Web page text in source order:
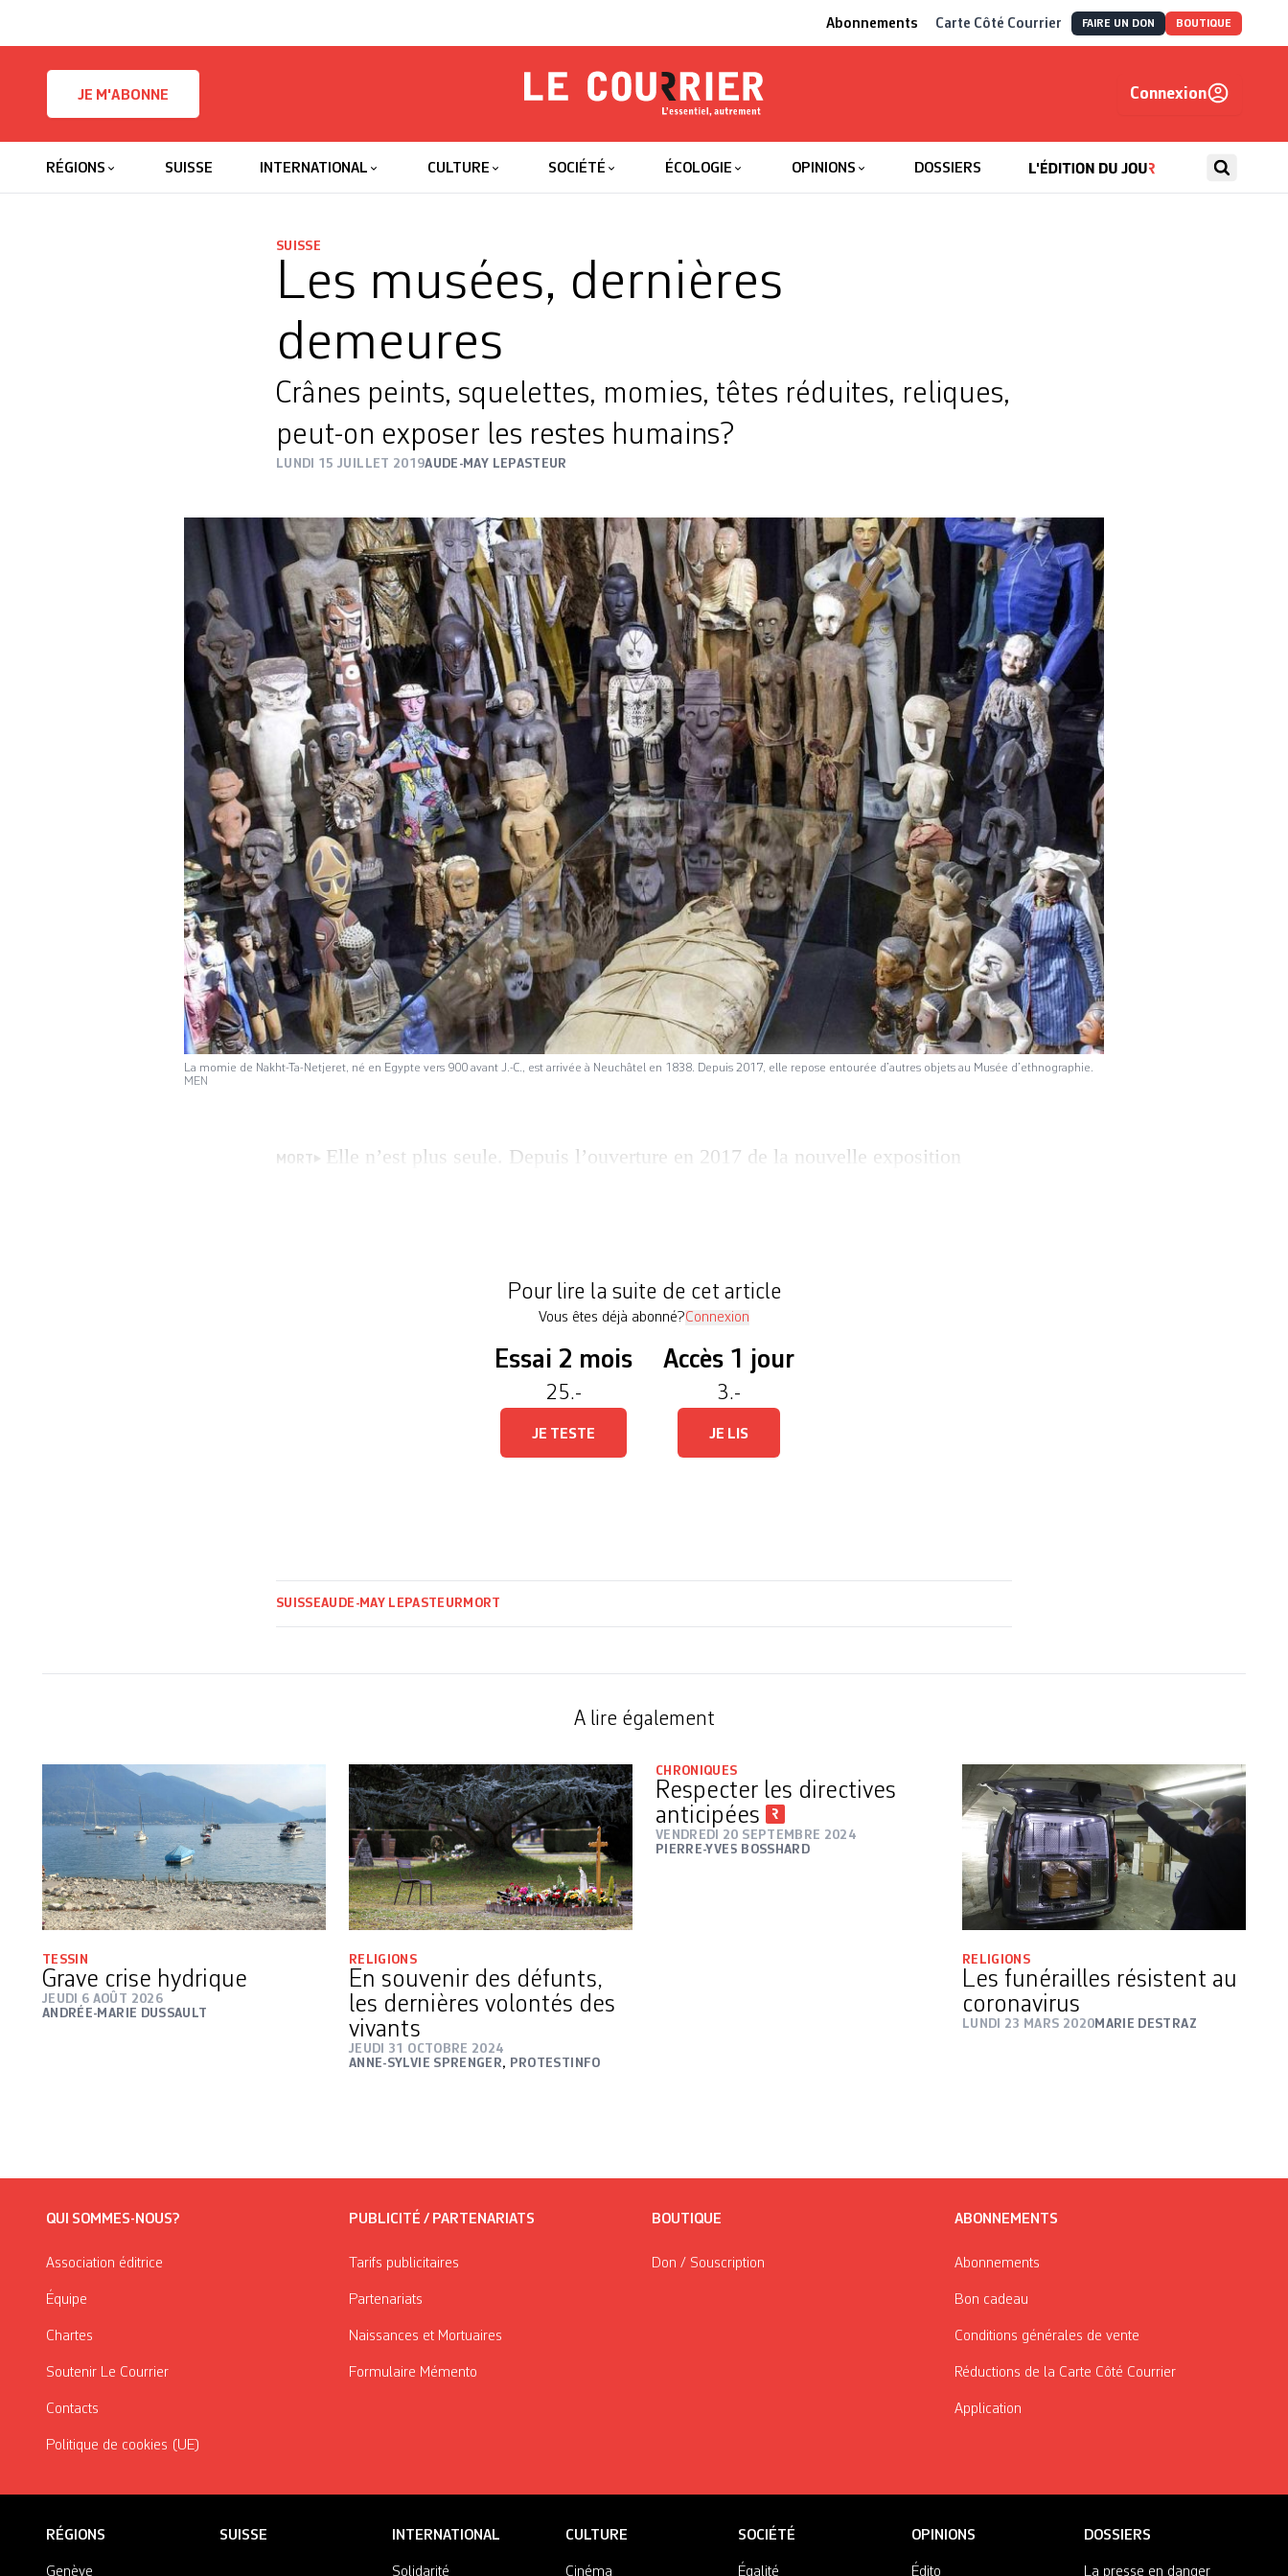
Abonnements Carte Côté Courrier FAIRE UN DON BOUTIQUE
JE M'ABONNE
Le Courrier
Connexion
RÉGIONS SUISSE INTERNATIONAL CULTURE SOCIÉTÉ ÉCOLOGIE OPINIONS DOSSIERS
SUISSE
Les musées, dernières
demeures
Crânes peints, squelettes, momies, têtes réduites, reliques,
peut-on exposer les restes humains?
LUNDI 15 JUILLET 2019AUDE-MAY LEPASTEUR
La momie de Nakht-Ta-Netjeret, né en Egypte vers 900 avant J.-C., est arrivée à Neuchâtel en 1838. Depuis 2017, elle repose entourée d’autres objets au Musée d’ethnographie.
MEN
MORT
Elle n’est plus seule. Depuis l’ouverture en 2017 de la nouvelle exposition
Pour lire la suite de cet article
Vous êtes déjà abonné?Connexion
Essai 2 mois
25.-
JE TESTE
Accès 1 jour
3.-
JE LIS
SUISSEAUDE-MAY LEPASTEUR MORT
A lire également
TESSIN
Grave crise hydrique
JEUDI 6 AOÛT 2026
ANDRÉE-MARIE DUSSAULT
RELIGIONS
En souvenir des défunts,
les dernières volontés des
vivants
JEUDI 31 OCTOBRE 2024
ANNE-SYLVIE SPRENGER, PROTESTINFO
CHRONIQUES
Respecter les directives
anticipées
VENDREDI 20 SEPTEMBRE 2024
PIERRE-YVES BOSSHARD
RELIGIONS
Les funérailles résistent au
coronavirus
LUNDI 23 MARS 2020 MARIE DESTRAZ
QUI SOMMES-NOUS?
Association éditrice
Équipe
Chartes
Soutenir Le Courrier
Contacts
Politique de cookies (UE)
PUBLICITÉ / PARTENARIATS
Tarifs publicitaires
Partenariats
Naissances et Mortuaires
Formulaire Mémento
BOUTIQUE
Don / Souscription
ABONNEMENTS
Abonnements
Bon cadeau
Conditions générales de vente
Réductions de la Carte Côté Courrier
Application
RÉGIONS
Genève
SUISSE INTERNATIONAL
Solidarité
CULTURE
Cinéma
SOCIÉTÉ
Égalité
OPINIONS
Édito
DOSSIERS
La presse en danger